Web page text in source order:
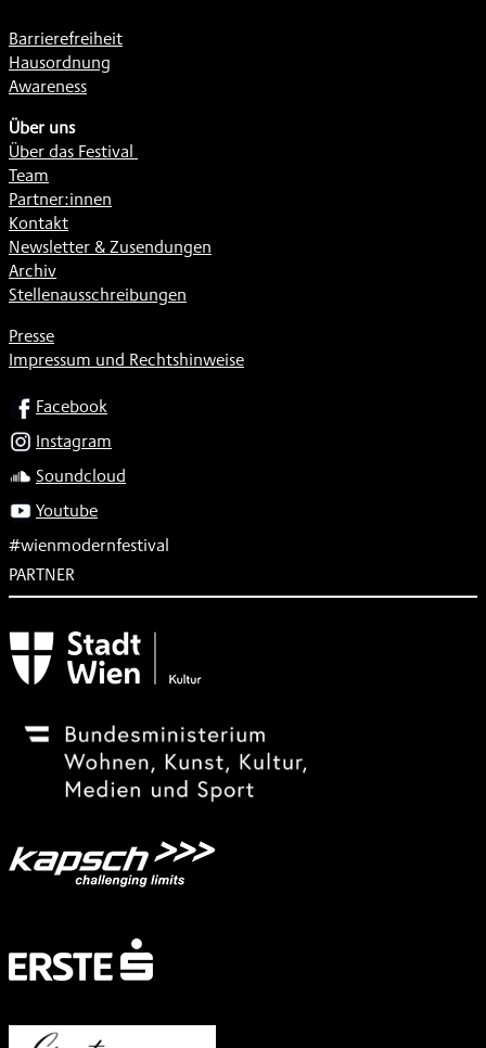
Barrierefreiheit
Hausordnung
Awareness
Über uns
Über das Festival
Team
Partner:innen
Kontakt
Newsletter & Zusendungen
Archiv
Stellenausschreibungen
Presse
Impressum und Rechtshinweise
SOCIALFacebook
Instagram
Soundcloud
Youtube
#wienmodernfestival
PARTNER
Subventionsgeber